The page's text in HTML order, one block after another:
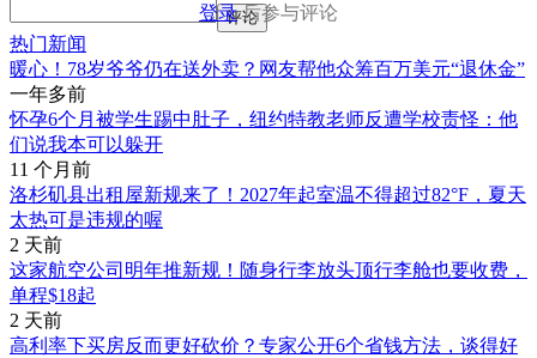
登录后参与评论
评论
热门新闻
暖心！78岁爷爷仍在送外卖？网友帮他众筹百万美元“退休金”
一年多前
怀孕6个月被学生踢中肚子，纽约特教老师反遭学校责怪：他
们说我本可以躲开
11 个月前
洛杉矶县出租屋新规来了！2027年起室温不得超过82°F，夏天
太热可是违规的喔
2 天前
这家航空公司明年推新规！随身行李放头顶行李舱也要收费，
单程$18起
2 天前
高利率下买房反而更好砍价？专家公开6个省钱方法，谈得好